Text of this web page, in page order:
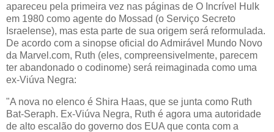
apareceu pela primeira vez nas páginas de O Incrível Hulk
em 1980 como agente do Mossad (o Serviço Secreto
Israelense), mas esta parte de sua origem será reformulada.
De acordo com a sinopse oficial do Admirável Mundo Novo
da Marvel.com, Ruth (eles, compreensivelmente, parecem
ter abandonado o codinome) será reimaginada como uma
ex-Viúva Negra:
"A nova no elenco é Shira Haas, que se junta como Ruth
Bat-Seraph. Ex-Viúva Negra, Ruth é agora uma autoridade
de alto escalão do governo dos EUA que conta com a